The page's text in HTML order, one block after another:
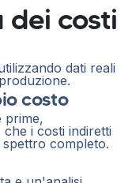
dei costi
dati reali
costo
prime,
i costi indiretti
completo.